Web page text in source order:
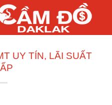
UY TÍN, LÃI SUẤT